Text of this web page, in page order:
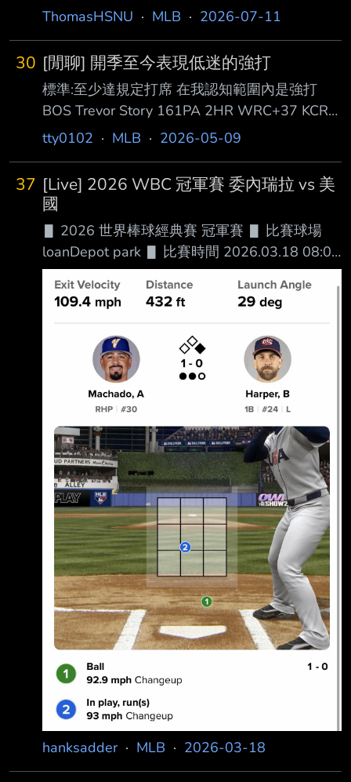
https://www.mlb.com/draft/tracker/ 2026 MLB
Day 1: Saturday, July 11 (Rounds 1-4) ‧ 1:00-
2:30 p.m. ET - Preview show + Picks 1-10
(NBC/Peacock) ‧ 2:30-4:30 p.m.
ThomasHSNU · MLB · 2026-07-11
30 [閒聊] 開季至今表現低迷的強打
標準:至少達規定打席 在我認知範圍內是強打
BOS Trevor Story 161PA 2HR WRC+37 KCR
Salvardo Perez 160PA 5HR WRC+50 PIT
Willy Adames 155PA 3HR WRC+61 BOS
Jarren Duran 145PA 4HR WRC+58 SFG
Rafael Devers 144PA 4HR WRC+74 NYM Bo
Bichette 167PA 2HR
tty0102 · MLB · 2026-05-09
37 [Live] 2026 WBC 冠軍賽 委內瑞拉 vs 美
國
▋ 2026 世界棒球經典賽 冠軍賽 ▋ 比賽球場
loanDepot park ▋ 比賽時間 2026.03.18 08:00
委內瑞拉 美國 先 發 球 員 Starting Lineup
１.Ronald Acuna Jr. (R) RF １.Bobby Witt Jr.
(R) SS ２.Maikel Garcia (R) 3B ２.Bryce Harper
(L) 1B ３.Luis Arraez (L) 1B ３.Aaron Judge (R)
RF ４.Eugenio Suarez (R)
hanksadder· MLB · 2026-03-18